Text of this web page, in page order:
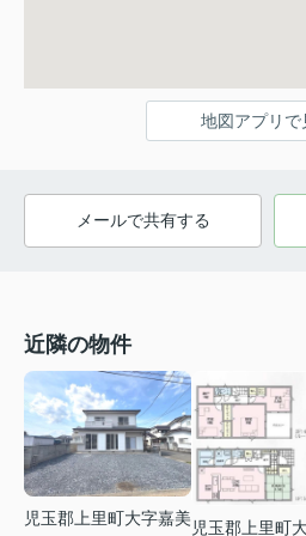
地図アプリで
メールで共有する
近隣の物件
児玉郡上里町大字嘉美
児玉郡上里町